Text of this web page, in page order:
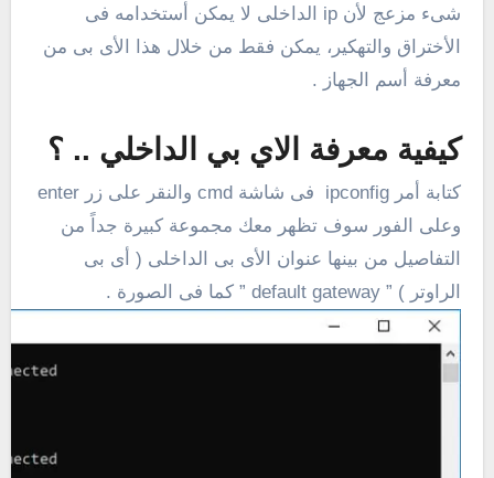
شىء مزعج لأن ip الداخلى لا يمكن أستخدامه فى
الأختراق والتهكير، يمكن فقط من خلال هذا الأى بى من
معرفة أسم الجهاز .
كيفية معرفة الاي بي الداخلي .. ؟
كتابة أمر ipconfig فى شاشة cmd والنقر على زر enter
وعلى الفور سوف تظهر معك مجموعة كبيرة جداً من
التفاصيل من بينها عنوان الأى بى الداخلى ( أى بى
الراوتر ) ” default gateway ” كما فى الصورة .